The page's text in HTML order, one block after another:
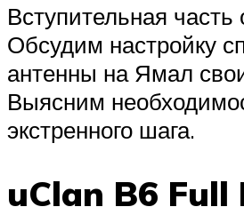
Вступительная часть
Обсудим настройку
антенны на Ямал
Выясним
экстренного шага.
uClan B6 Full